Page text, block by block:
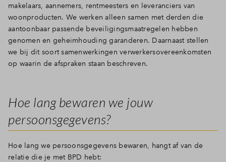
makelaars, aannemers, rentmeesters en leveranciers van
woonproducten. We werken alleen samen met derden die
aantoonbaar passende beveiligingsmaatregelen hebben
genomen en geheimhouding garanderen. Daarnaast stellen
we bij dit soort samenwerkingen verwerkersovereenkomsten
op waarin de afspraken staan beschreven.
Hoe lang bewaren we jouw
persoonsgegevens?
Hoe lang we persoonsgegevens bewaren, hangt af van de
relatie die je met BPD hebt: